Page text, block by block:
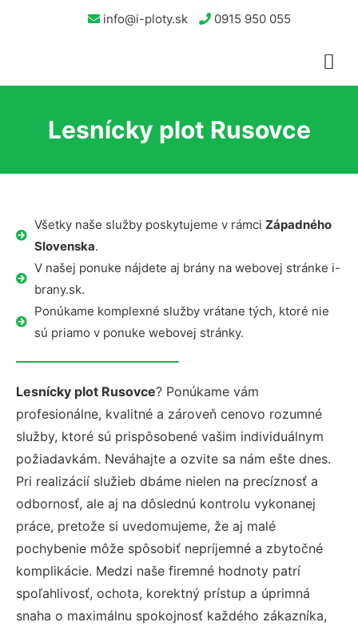
info@i-ploty.sk 0915 950 055
Lesnícky plot Rusovce
Všetky naše služby poskytujeme v rámci Západného
Slovenska.
V našej ponuke nájdete aj brány na webovej stránke i-
brany.sk.
Ponúkame komplexné služby vrátane tých, ktoré nie
sú priamo v ponuke webovej stránky.
Lesnícky plot Rusovce? Ponúkame vám
profesionálne, kvalitné a zároveň cenovo rozumné
služby, ktoré sú prispôsobené vašim individuálnym
požiadavkám. Neváhajte a ozvite sa nám ešte dnes.
Pri realizácií služieb dbáme nielen na precíznosť a
odbornosť, ale aj na dôslednú kontrolu vykonanej
práce, pretože si uvedomujeme, že aj malé
pochybenie môže spôsobiť nepríjemné a zbytočné
komplikácie. Medzi naše firemné hodnoty patrí
spoľahlivosť, ochota, korektný prístup a úprimná
snaha o maximálnu spokojnosť každého zákazníka,